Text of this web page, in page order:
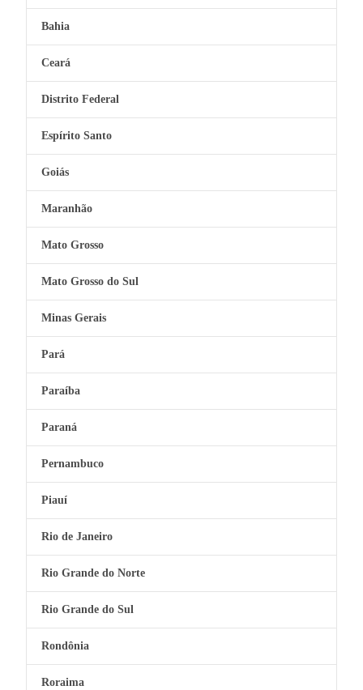
Bahia
Ceará
Distrito Federal
Espírito Santo
Goiás
Maranhão
Mato Grosso
Mato Grosso do Sul
Minas Gerais
Pará
Paraíba
Paraná
Pernambuco
Piauí
Rio de Janeiro
Rio Grande do Norte
Rio Grande do Sul
Rondônia
Roraima